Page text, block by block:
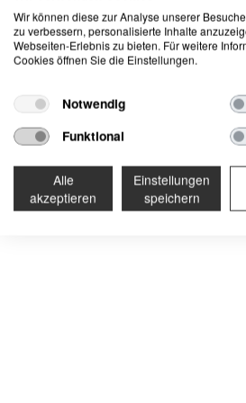
Markenübersicht
Wir können diese zur Analyse unserer
zu verbessern, personalisierte Inhalte
Webseiten-Erlebnis zu bieten. Für weitere
Cookies öffnen Sie die Einstellungen.
Notwendig
Funktional
Alle
akzeptieren
Einstellungen
speichern